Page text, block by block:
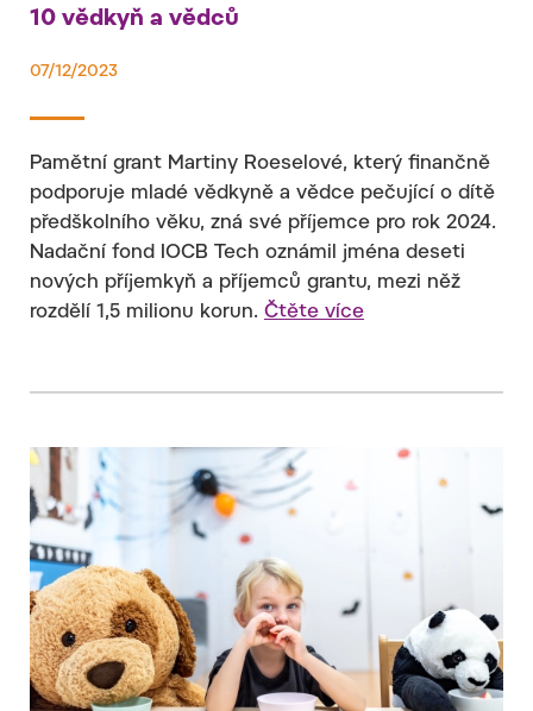
10 vědkyň a vědců
07/12/2023
Pamětní grant Martiny Roeselové, který finančně
podporuje mladé vědkyně a vědce pečující o dítě
předškolního věku, zná své příjemce pro rok 2024.
Nadační fond IOCB Tech oznámil jména deseti
nových příjemkyň a příjemců grantu, mezi něž
rozdělí 1,5 milionu korun. Čtěte více